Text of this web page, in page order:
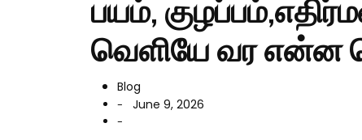
பயம்,
வெளியே வர என்ன
Blog
- June 9, 2026
-